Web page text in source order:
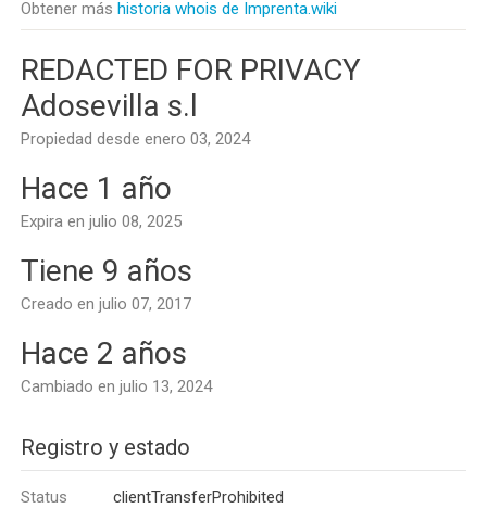
Obtener más historia whois de Imprenta.wiki
REDACTED FOR PRIVACY
Adosevilla s.l
Propiedad desde enero 03, 2024
Hace 1 año
Expira en julio 08, 2025
Tiene 9 años
Creado en julio 07, 2017
Hace 2 años
Cambiado en julio 13, 2024
Registro y estado
Status clientTransferProhibited